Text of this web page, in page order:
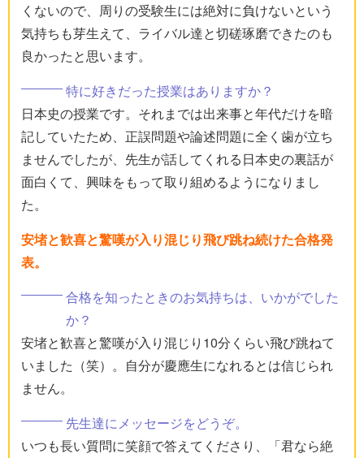
くないので、周りの受験生には絶対に負けないという
気持ちも芽生えて、ライバル達と切磋琢磨できたのも
良かったと思います。
特に好きだった授業はありますか？
日本史の授業です。それまでは出来事と年代だけを暗
記していたため、正誤問題や論述問題に全く歯が立ち
ませんでしたが、先生が話してくれる日本史の裏話が
面白くて、興味をもって取り組めるようになりまし
た。
安堵と歓喜と驚嘆が入り混じり飛び跳ね続けた合格発
表。
合格を知ったときのお気持ちは、いかがでした
か？
安堵と歓喜と驚嘆が入り混じり10分くらい飛び跳ねて
いました（笑）。自分が慶應生になれるとは信じられ
ません。
先生達にメッセージをどうぞ。
いつも長い質問に笑顔で答えてくださり、「君なら絶